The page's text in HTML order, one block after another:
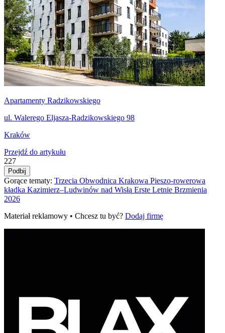
Apartamenty Radzikowskiego
ul. Walerego Eljasza-Radzikowskiego 98
Kraków
Przejdź do artykułu
227
Podbij
Gorące tematy: Trzecia Obwodnica Krakowa Pieszo‑rowerowa
kładka Kazimierz–Ludwinów nad Wisłą Erste Letnie Brzmienia
2026
Materiał reklamowy • Chcesz tu być? Dodaj firmę